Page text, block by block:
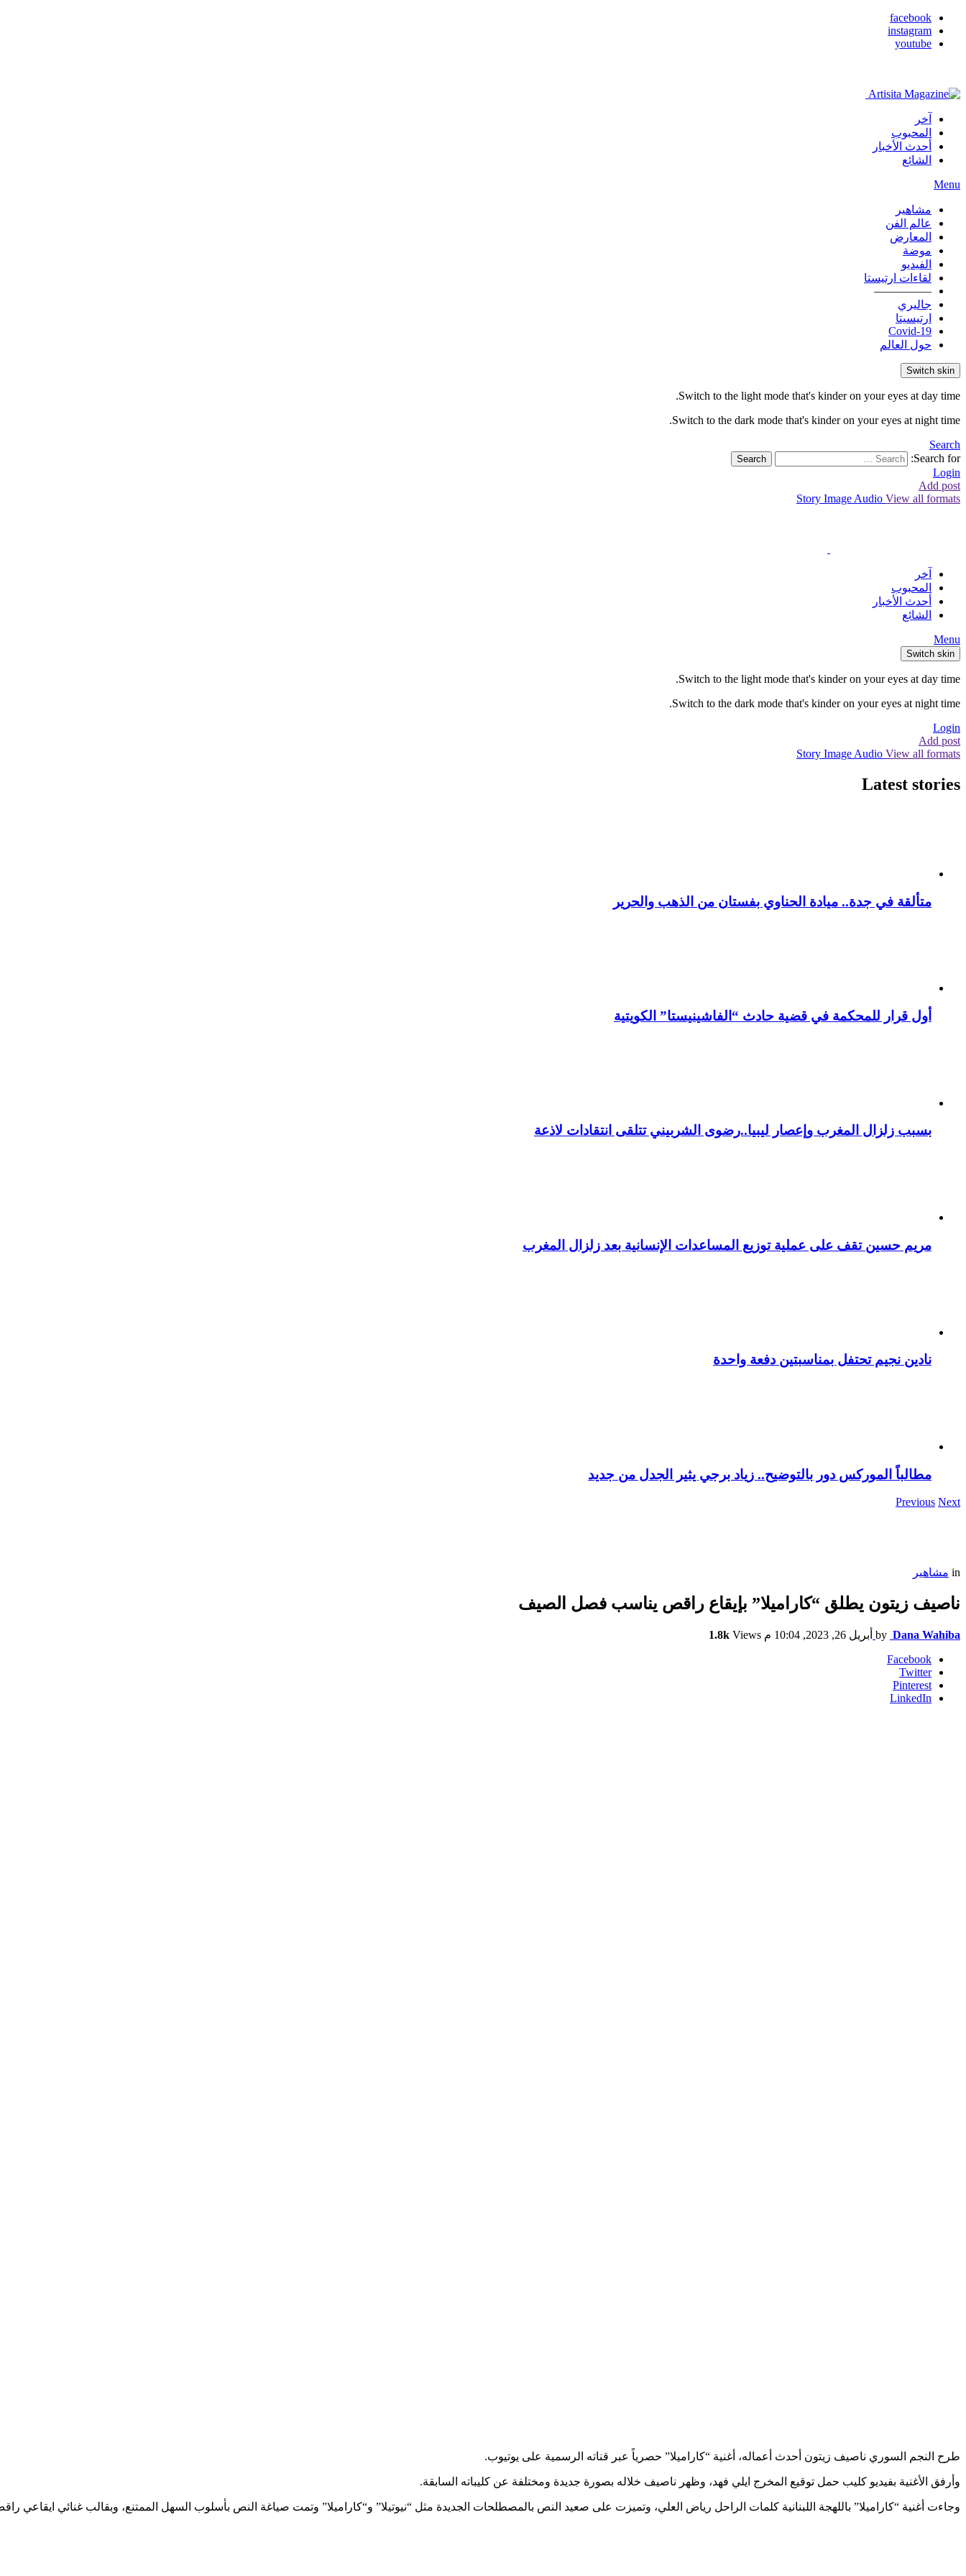
facebook
instagram
youtube
آخر
المحبوب
أحدث الأخبار
الشائع
Menu
مشاهير
عالم الفن
المعارض
موضة
الفيديو
لقاءات ارتيستا
—————
جاليري
ارتيسيتا
Covid-19
حول العالم
Switch skin
Switch to the light mode that's kinder on your eyes at day time.
Switch to the dark mode that's kinder on your eyes at night time.
Search
Search for:
Search
Login
Add post
Story Image Audio View all formats
آخر
المحبوب
أحدث الأخبار
الشائع
Menu
Switch skin
Switch to the light mode that's kinder on your eyes at day time.
Switch to the dark mode that's kinder on your eyes at night time.
Login
Add post
Story Image Audio View all formats
Latest stories
متألقة في جدة.. ميادة الحناوي بفستان من الذهب والحرير
أول قرار للمحكمة في قضية حادث “الفاشينيستا” الكويتية
بسبب زلزال المغرب وإعصار ليبيا..رضوى الشربيني تتلقى انتقادات لاذعة
مريم حسين تقف على عملية توزيع المساعدات الإنسانية بعد زلزال المغرب
نادين نجيم تحتفل بمناسبتين دفعة واحدة
مطالباً الموركس دور بالتوضيح.. زياد برجي يثير الجدل من جديد
Previous Next
in مشاهير
ناصيف زيتون يطلق “كاراميلا” بإيقاع راقص يناسب فصل الصيف
by Dana Wahiba أبريل 26, 2023, 10:04 م 1.8k Views
Facebook
Twitter
Pinterest
LinkedIn
طرح النجم السوري ناصيف زيتون أحدث أعماله، أغنية “كاراميلا” حصرياً عبر قناته الرسمية على يوتيوب.
وأرفق الأغنية بفيديو كليب حمل توقيع المخرج ايلي فهد، وظهر ناصيف خلاله بصورة جديدة ومختلفة عن كليباته السابقة.
وجاءت أغنية “كاراميلا” باللهجة اللبنانية كلمات الراحل رياض العلي، وتميزت على صعيد النص بالمصطلحات الجديدة مثل “نيوتيلا” و“كاراميلا” وتمت صياغة النص بأسلوب السهل الممتنع، وبقالب غنائي